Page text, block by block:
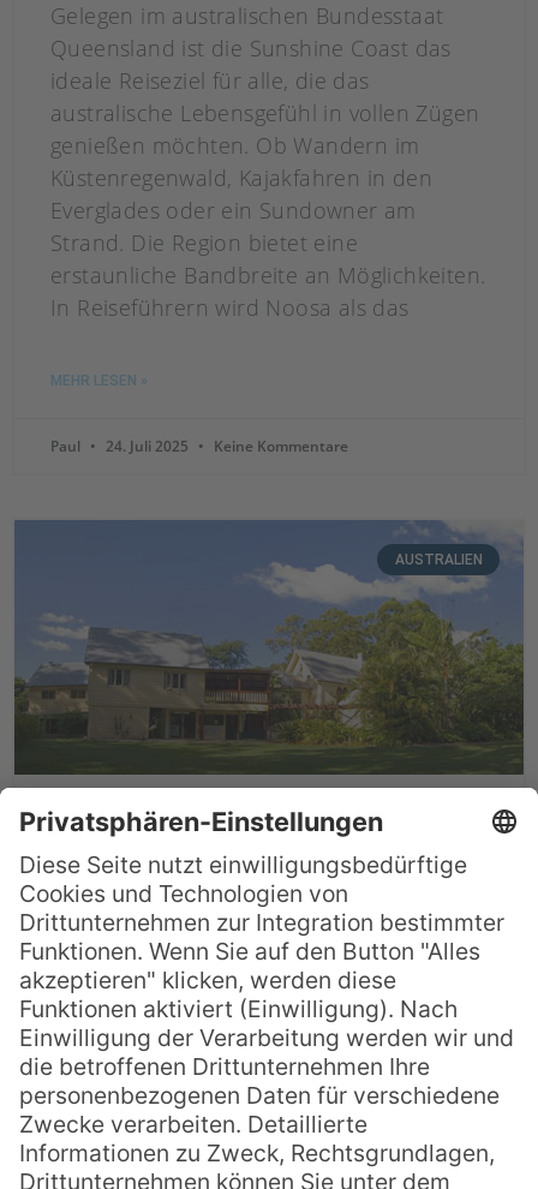
Gelegen im australischen Bundesstaat
Queensland ist die Sunshine Coast das
ideale Reiseziel für alle, die das
australische Lebensgefühl in vollen Zügen
genießen möchten. Ob Wandern im
Küstenregenwald, Kajakfahren in den
Everglades oder ein Sundowner am
Strand. Die Region bietet eine
erstaunliche Bandbreite an Möglichkeiten.
In Reiseführern wird Noosa als das
MEHR LESEN »
Paul 24. Juli 2025 Keine Kommentare
AUSTRALIEN
Hoteltipp Queensland:
Glasshouse Mountains
Ecolodge
Malerisch im Herzen der Glasshouse
Mountains, einer bemerkenswerten
Formation von elf aus Lava geformten
Bergen, an der Sunshine Coast im
australischen Bundestaat Queensland